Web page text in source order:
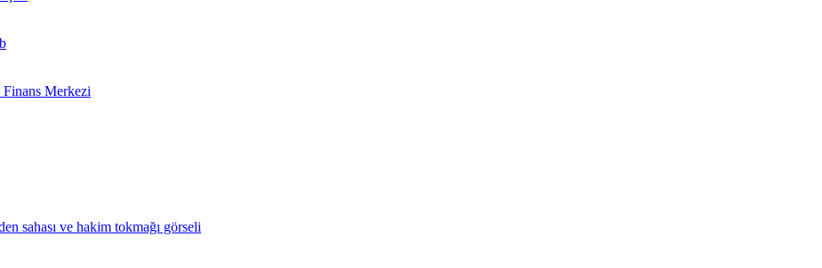
Merkezi